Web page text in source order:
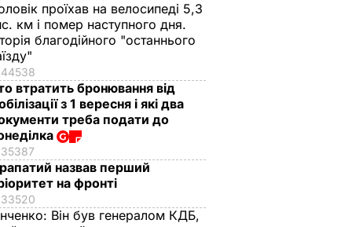
проїхав на велосипеді 5,3
км і помер наступного дня.
благодійного "останнього
44538
втратить бронювання від
з 1 вересня і які два
треба подати до
35387
назвав перший
на фронті
33520
Він був генералом КДБ,